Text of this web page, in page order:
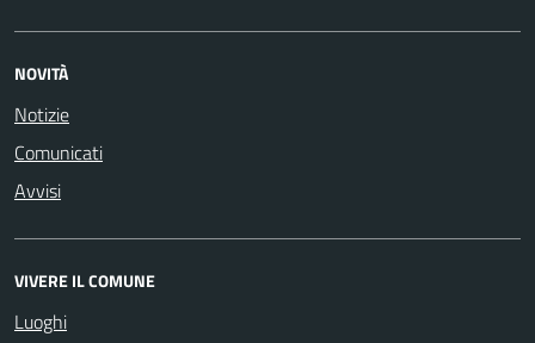
NOVITÀ
Notizie
Comunicati
Avvisi
VIVERE IL COMUNE
Luoghi